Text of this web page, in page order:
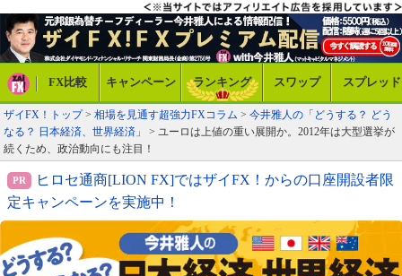
FX比較 キャンペーン ランキング スワップ スプレッド
ザイFX！トップ> 相場を見通す超強力FXコラム > 今井雅人の「どうする？ どう
なる？ 日本経済、世界経済」
> ユーロは上値の重い展開か。2012年は大型選挙が
続くため、政治動向にも注目！
ヒロセ通商[LION FX]ではザイFX！からの口座開設者限
定キャンペーンを実施中！